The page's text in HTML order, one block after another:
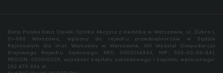
Bank Polska Kasa Opieki Spółka Akcyjna z siedzibą w Warszawie, ul. Żubra 1,
01-066 Warszawa, wpisany do rejestru przedsiębiorców w Sądzie
Rejonowym dla m.st. Warszawy w Warszawie, XIII Wydział Gospodarczy
Krajowego Rejestru Sądowego, KRS: 0000014843, NIP: 526-00-06-841,
REGON: 000010205, wysokość kapitału zakładowego i kapitału wpłaconego:
262 470 034 zł.